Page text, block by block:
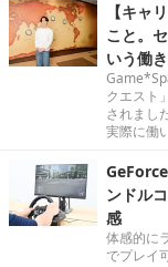
【キャ
こと。
いう働
クエスト
されまし
実際に働
ンドル
感
体感的に
でプレイ